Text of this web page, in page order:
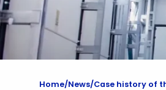
Home News Case history of